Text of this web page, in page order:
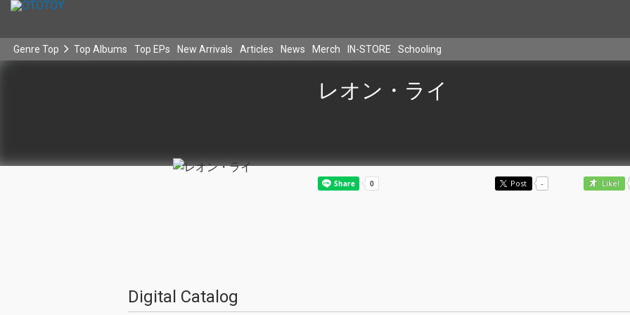
Genre Top Top Albums Top EPs New Arrivals Articles News Merch IN-STORE Schooling
レオン・ライ
Post - Like!
Digital Catalog